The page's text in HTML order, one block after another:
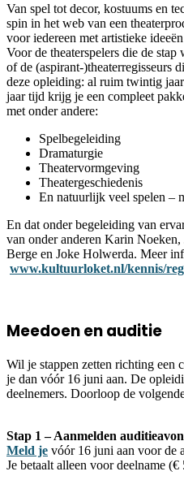
Van spel tot decor, kostuums en
spin in het web van een
voor iedereen met artistieke
Voor de theaterspelers die de
of de (aspirant-)theaterregisseurs
deze opleiding: al ruim twintig
jaar tijd krijg je een compleet
met onder andere:
Spelbegeleiding
Dramaturgie
Theatervormgeving
Theatergeschiedenis
En natuurlijk veel spelen –
En dat onder begeleiding van
van onder anderen Karin
Berge en Joke Holwerda. Meer
www.kultuurloket.nl/kennis/
Meedoen en auditie
Wil je stappen zetten richting een
je dan vóór 16 juni aan. De
deelnemers. Doorloop de
Stap 1 – Aanmelden
Meld je vóór 16 juni aan voor de
Je betaalt alleen voor deelname (€